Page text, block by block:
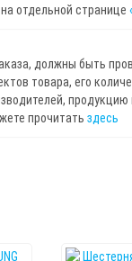
отдельной странице
должны быть
товара, его
продукцию
прочитать здесь